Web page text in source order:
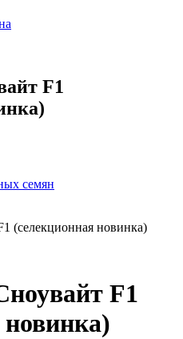
F1
семян
(селекционная новинка)
F1
новинка)